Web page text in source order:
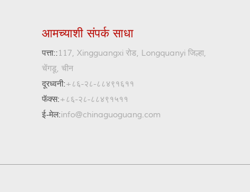
आमच्याशी संपर्क साधा
पत्ता::117, Xingguangxi रोड, Longquanyi जिल्हा,
चेंगडू, चीन
दूरध्वनी:+८६-२८-८८४९१६११
फॅक्स:+८६-२८-८८४९१५११
ई-मेल:info@chinaguoguang.com